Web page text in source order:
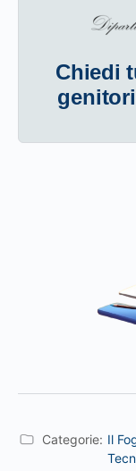
Chiedi
Categorie: Il